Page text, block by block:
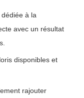
à la
avec un résultat
disponibles et
rajouter